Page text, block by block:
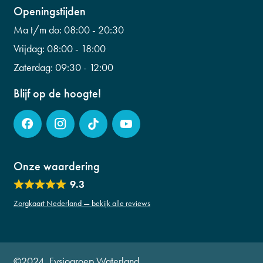
info@fysiogroepwaterland.nl
Wilhelminalaan 56
0299 223 798
info@fysiogroepwaterland.nl
Openingstijden
Ma t/m do: 08:00 - 20:30
Vrijdag: 08:00 - 18:00
Zaterdag: 09:30 - 12:00
Blijf op de hoogte!
Onze waardering
9.3
Zorgkaart Nederland — bekijk alle reviews